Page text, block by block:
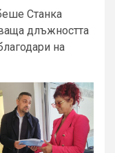
Станка
длъжността
на